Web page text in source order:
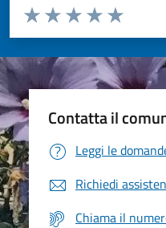
Valuta da 1 a 5 stelle la pagina
Valuta 5
Valuta 4 stelle
Valuta 3 stelle su 5
Valuta 2 stelle su 5
Valuta 1 stelle su 5
Contatta il
Leggi le
Richiedi
Chiama il